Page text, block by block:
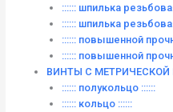
:::::: шпилька
:::::: шпилька
:::::: повышенной
:::::: повышенной
ВИНТЫ C МЕТРИЧЕСКОЙ
:::::: полукольцо ::::::
:::::: кольцо ::::::